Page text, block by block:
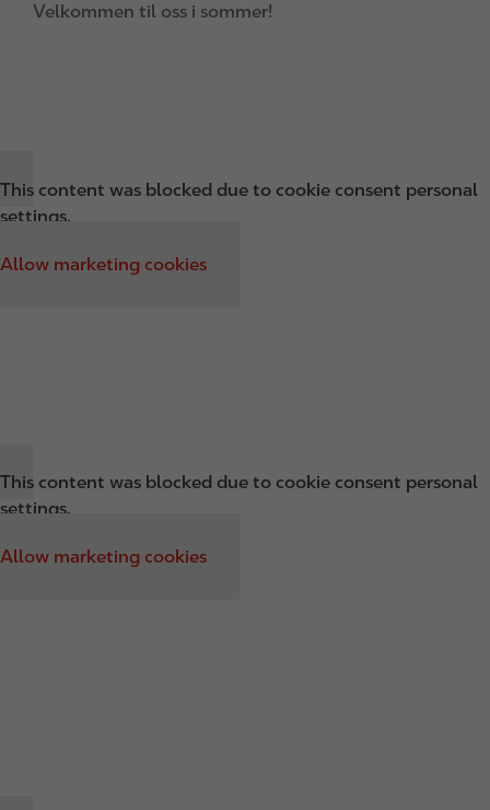
Velkommen til oss i sommer!
This content was blocked due to cookie consent personal
settings.
Allow marketing cookies
This content was blocked due to cookie consent personal
settings.
Allow marketing cookies